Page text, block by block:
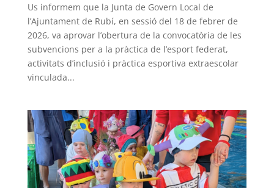
Us informem que la Junta de Govern Local de
l’Ajuntament de Rubí, en sessió del 18 de febrer de
2026, va aprovar l’obertura de la convocatòria de les
subvencions per a la pràctica de l’esport federat,
activitats d’inclusió i pràctica esportiva extraescolar
vinculada...